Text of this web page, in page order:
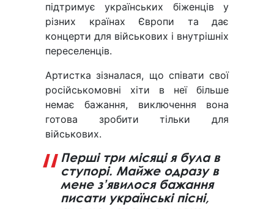
підтримує українських біженців у
різних країнах Європи та дає
концерти для військових і внутрішніх
переселенців.
Артистка зізналася, що співати свої
російськомовні хіти в неї більше
немає бажання, виключення вона
готова зробити тільки для
військових.
Перші три місяці я була в
ступорі. Майже одразу в
мене з’явилося бажання
писати українські пісні,